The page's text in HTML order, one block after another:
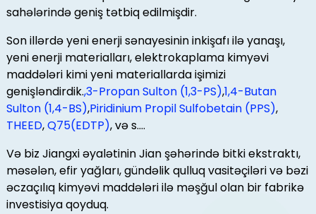
sahələrində geniş tətbiq edilmişdir.
Son illərdə yeni enerji sənayesinin inkişafı ilə yanaşı,
yeni enerji materialları, elektrokaplama kimyəvi
maddələri kimi yeni materiallarda işimizi
genişləndirdik.,3-Propan Sulton (1,3-PS),1,4-Butan
Sulton (1,4-BS),Piridinium Propil Sulfobetain (PPS),
THEED,Q75(EDTP), və s....
Və biz Jiangxi əyalətinin Jian şəhərində bitki ekstraktı,
məsələn, efir yağları, gündəlik qulluq vasitəçiləri və bəzi
əczaçılıq kimyəvi maddələri ilə məşğul olan bir fabrikə
investisiya qoyduq.